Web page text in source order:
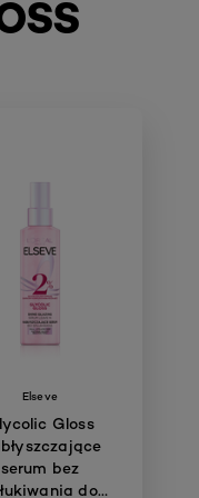
Elseve
Gloss
serum bez
do